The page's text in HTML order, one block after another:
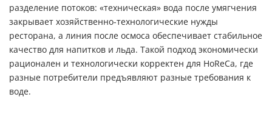
разделение потоков: «техническая» вода после умягчения
закрывает хозяйственно-технологические нужды
ресторана, а линия после осмоса обеспечивает стабильное
качество для напитков и льда. Такой подход экономически
рационален и технологически корректен для HoReCa, где
разные потребители предъявляют разные требования к
воде.